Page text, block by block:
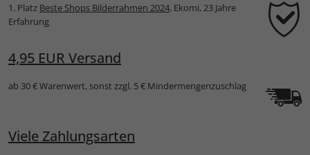
1. Platz Beste Shops Bilderrahmen 2024, Ekomi, 23 Jahre
Erfahrung
4,95 EUR Versand
ab 30 € Warenwert, sonst zzgl. 5 € Mindermengenzuschlag
Viele Zahlungsarten